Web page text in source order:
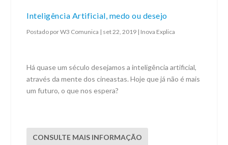
Inteligência Artificial, medo ou desejo
Postado porW3 Comunica | set 22, 2019 | Inova Explica
Há quase um século desejamos a inteligência artificial,
através da mente dos cineastas. Hoje que já não é mais
um futuro, o que nos espera?
CONSULTE MAIS INFORMAÇÃO